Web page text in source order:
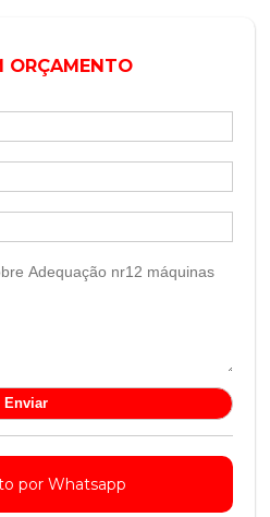
ORÇAMENTO
por Whatsapp